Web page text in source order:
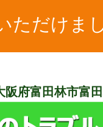
ただけま
阪府富田林市富